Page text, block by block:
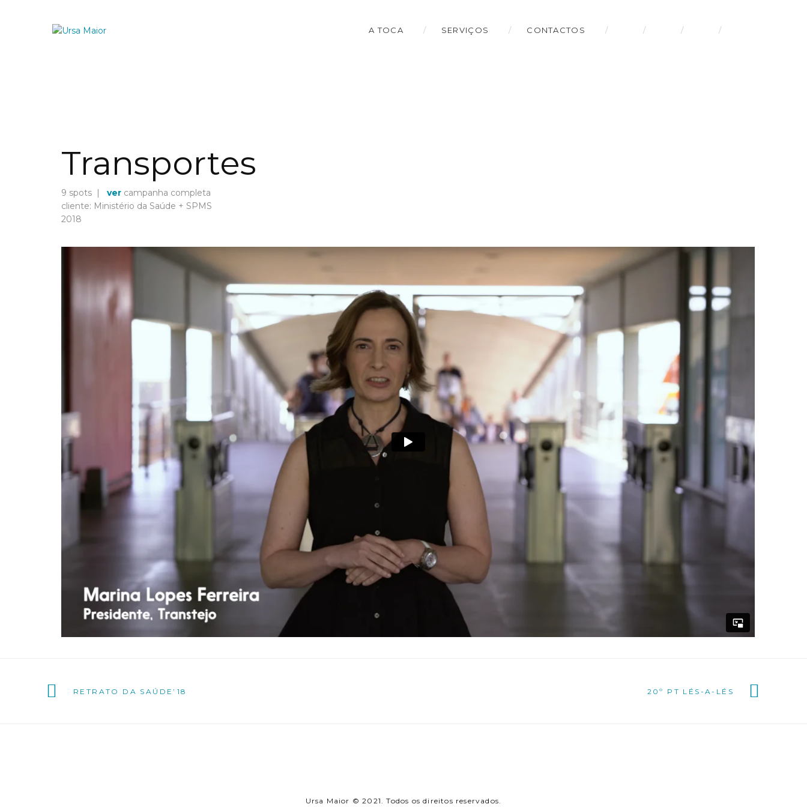
A TOCA SERVIÇOS CONTACTOS
Transportes
9 spots | ver campanha completa
cliente: Ministério da Saúde + SPMS
2018
RETRATO DA SAÚDE’18 20º PT LÉS-A-LÉS
Ursa Maior © 2021. Todos os direitos reservados.